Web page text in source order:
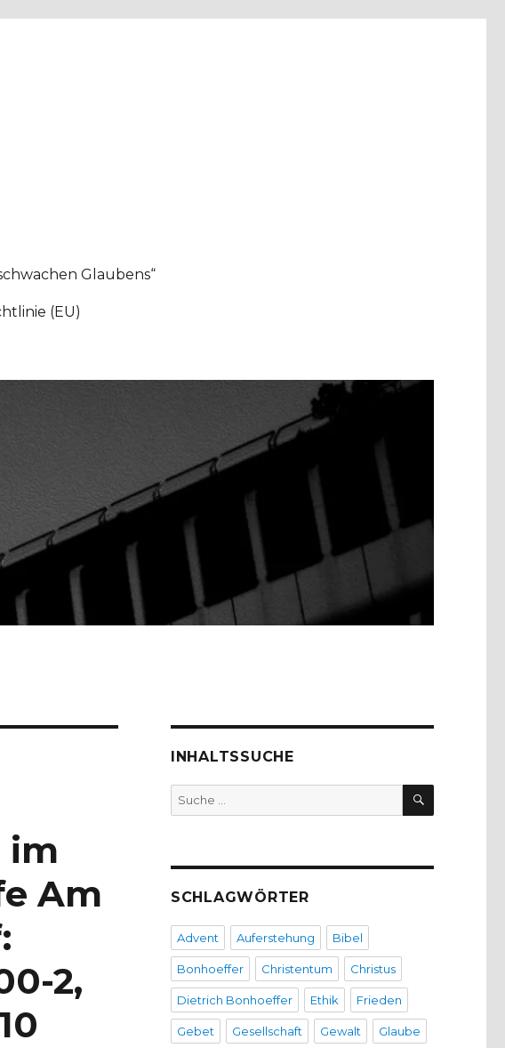
Glaubens“
(EU)
im
Am
2,
INHALTSSUCHE
Suche
nach:
SUCHEN
SCHLAGWÖRTER
Advent Auferstehung Bibel
Bonhoeffer Christentum Christus
Dietrich Bonhoeffer Ethik Frieden
Gebet Gesellschaft Gewalt Glaube